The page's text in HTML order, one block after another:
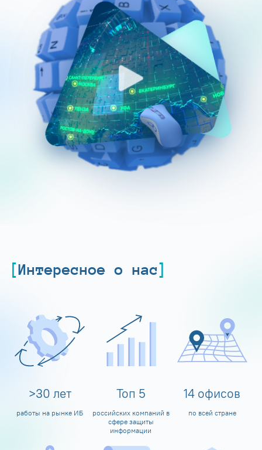
Интересное о нас
>30 лет
работы на рынке ИБ
Топ 5
российских компаний в
сфере защиты
информации
14 офисов
по всей стране